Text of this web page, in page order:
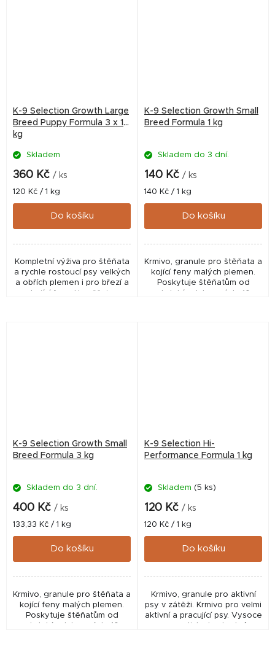
K-9 Selection Growth Large
Breed Puppy Formula 3 x 1
kg
Skladem
360 Kč / ks
Měrná
cena:
120 Kč / 1 kg
Do košíku
Kompletní výživa pro štěňata
a rychle rostoucí psy velkých
a obřích plemen i pro březí a
K-9 Selection Growth Small
Breed Formula 1 kg
Skladem do 3 dní.
140 Kč / ks
Měrná
cena:
140 Kč / 1 kg
Do košíku
Krmivo, granule pro štěňata a
kojící feny malých plemen.
Poskytuje štěňatům od
K-9 Selection Growth Small
Breed Formula 3 kg
Skladem do 3 dní.
400 Kč / ks
Měrná
cena:
133,33 Kč / 1 kg
Do košíku
Krmivo, granule pro štěňata a
kojící feny malých plemen.
Poskytuje štěňatům od
období odstavení do 10
K-9 Selection Hi-
Performance Formula 1 kg
Skladem (5 ks)
120 Kč / ks
Měrná
cena:
120 Kč / 1 kg
Do košíku
Krmivo, granule pro aktivní
psy v zátěži. Krmivo pro velmi
aktivní a pracující psy. Vysoce
energeticky hodnotné,